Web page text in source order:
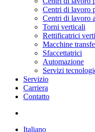
Centri di lavoro
Centri di lavoro
Torni verticali
Rettificatrici
Macchine
Sfaccettatrici
Automazione
Servizi
Servizio
Carriera
Contatto
Italiano